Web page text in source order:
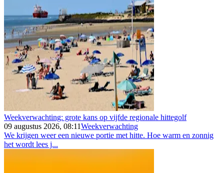
Weekverwachting: grote kans op vijfde regionale hittegolf
09 augustus 2026, 08:11Weekverwachting
We krijgen weer een nieuwe portie met hitte. Hoe warm en zonnig
het wordt lees j...